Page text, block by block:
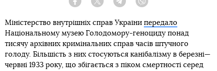
Facebook Twitter Telegram
Міністерство внутрішніх справ України передало
Національному музею Голодомору-геноциду понад
тисячу архівних кримінальних справ часів штучного
голоду. Більшість з них стосуються канібалізму в березні—
червні 1933 року, що збігається з піком смертності серед